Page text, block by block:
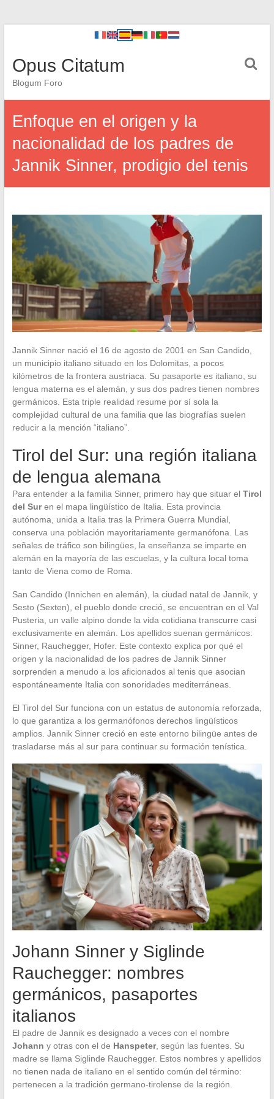
Opus Citatum
Blogum Foro
Enfoque en el origen y la
nacionalidad de los padres de
Jannik Sinner, prodigio del tenis
Jannik Sinner nació el 16 de agosto de 2001 en San Candido,
un municipio italiano situado en los Dolomitas, a pocos
kilómetros de la frontera austriaca. Su pasaporte es italiano, su
lengua materna es el alemán, y sus dos padres tienen nombres
germánicos. Esta triple realidad resume por sí sola la
complejidad cultural de una familia que las biografías suelen
reducir a la mención “italiano”.
Tirol del Sur: una región italiana
de lengua alemana
Para entender a la familia Sinner, primero hay que situar el Tirol
del Suren el mapa lingüístico de Italia. Esta provincia
autónoma, unida a Italia tras la Primera Guerra Mundial,
conserva una población mayoritariamente germanófona. Las
señales de tráfico son bilingües, la enseñanza se imparte en
alemán en la mayoría de las escuelas, y la cultura local toma
tanto de Viena como de Roma.
San Candido (Innichen en alemán), la ciudad natal de Jannik, y
Sesto (Sexten), el pueblo donde creció, se encuentran en el Val
Pusteria, un valle alpino donde la vida cotidiana transcurre casi
exclusivamente en alemán. Los apellidos suenan germánicos:
Sinner, Rauchegger, Hofer. Este contexto explica por qué el
origen y la nacionalidad de los padres de Jannik Sinner
sorprenden a menudo a los aficionados al tenis que asocian
espontáneamente Italia con sonoridades mediterráneas.
El Tirol del Sur funciona con un estatus de autonomía reforzada,
lo que garantiza a los germanófonos derechos lingüísticos
amplios. Jannik Sinner creció en este entorno bilingüe antes de
trasladarse más al sur para continuar su formación tenística.
Johann Sinner y Siglinde
Rauchegger: nombres
germánicos, pasaportes
italianos
El padre de Jannik es designado a veces con el nombre
Johann y otras con el de Hanspeter, según las fuentes. Su
madre se llama Siglinde Rauchegger. Estos nombres y apellidos
no tienen nada de italiano en el sentido común del término:
pertenecen a la tradición germano-tirolense de la región.